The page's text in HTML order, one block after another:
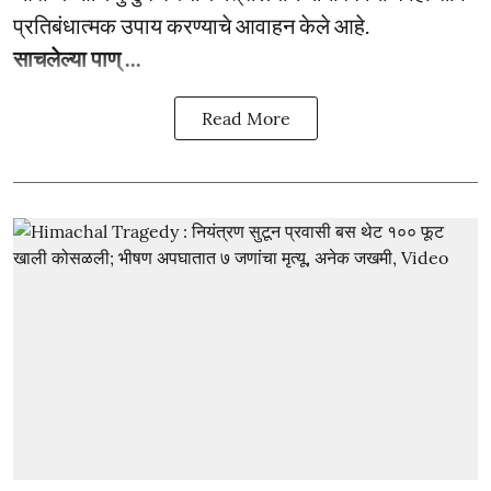
प्रतिबंधात्मक उपाय करण्याचे आवाहन केले आहे.
साचलेल्या पाण् ...
Read More